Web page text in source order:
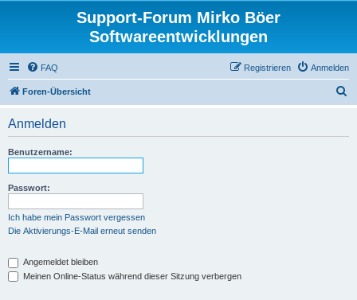
Support-Forum Mirko Böer
Softwareentwicklungen
FAQ Anmelden
Registrieren
Foren-Übersicht
Anmelden
Benutzername:
Passwort:
Ich habe mein Passwort vergessen
Die Aktivierungs-E-Mail erneut senden
Angemeldet bleiben
Meinen Online-Status während dieser Sitzung verbergen